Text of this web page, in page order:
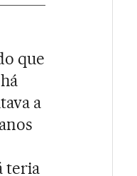
que
a
teria